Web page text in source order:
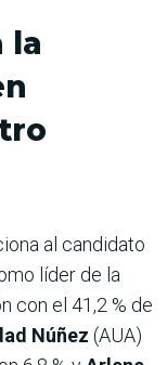
la
al candidato
líder de la
con el 41,2 % de
Núñez (AUA)